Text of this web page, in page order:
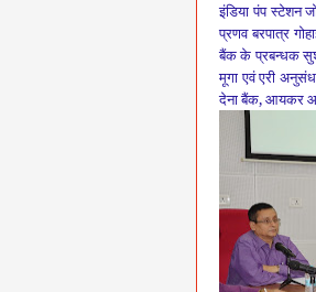
इंडिया पंप स्टेशन
प्रणव बरपात्र
बैंक के प्रबन्धक
मूगा एवं एरी
देना बैंक,आयकर